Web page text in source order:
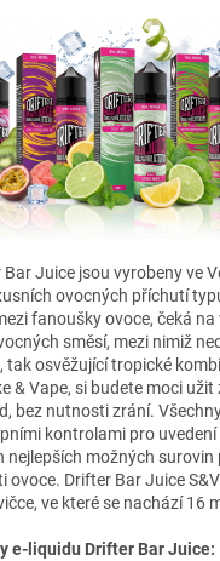
Juice jsou vyrobeny ve
ovocných příchutí
fanoušky ovoce, čeká na
směsí, mezi nimiž
tak osvěžující tropické
& Vape, si budete moci
bez nutnosti zrání.
kontrolami pro
nejlepších možných
ovoce. Drifter Bar Juice
ve které se nachází 16
e-liquidu Drifter Bar Juice: